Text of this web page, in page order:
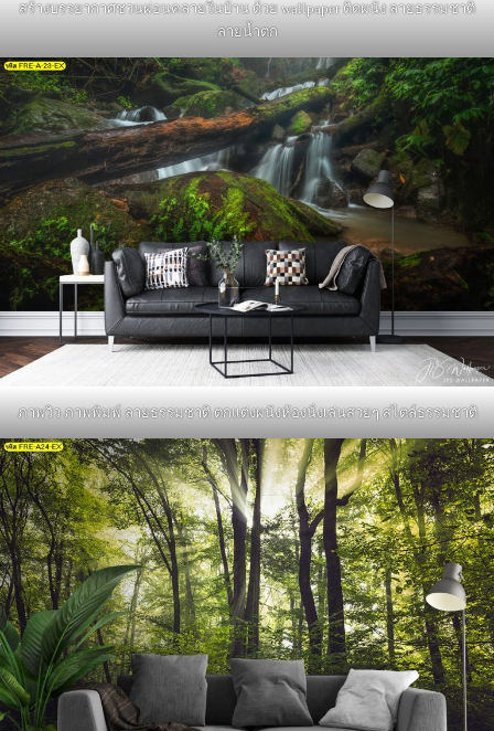
สร้างบรรยากาศชวนผ่อนคลายในบ้าน ด้วย wallpaper ติดผนัง ลายธรรมชาติ
ลายน้ำตก
ภาพวิว ภาพพิมพ์ ลายธรรมชาติ ตกแต่งผนังห้องนั่งเล่นสวยๆ สไตล์ธรรมชาติ